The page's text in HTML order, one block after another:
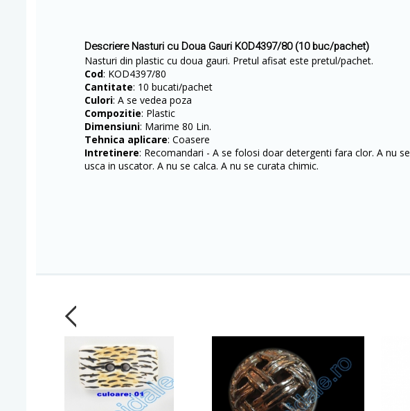
Descriere Nasturi cu Doua Gauri KOD4397/80 (10 buc/pachet)
Nasturi din plastic cu doua gauri. Pretul afisat este pretul/pachet.
Cod: KOD4397/80
Cantitate: 10 bucati/pachet
Culori: A se vedea poza
Compozitie: Plastic
Dimensiuni: Marime 80 Lin.
Tehnica aplicare: Coasere
Intretinere: Recomandari - A se folosi doar detergenti fara clor. A nu se
usca in uscator. A nu se calca. A nu se curata chimic.